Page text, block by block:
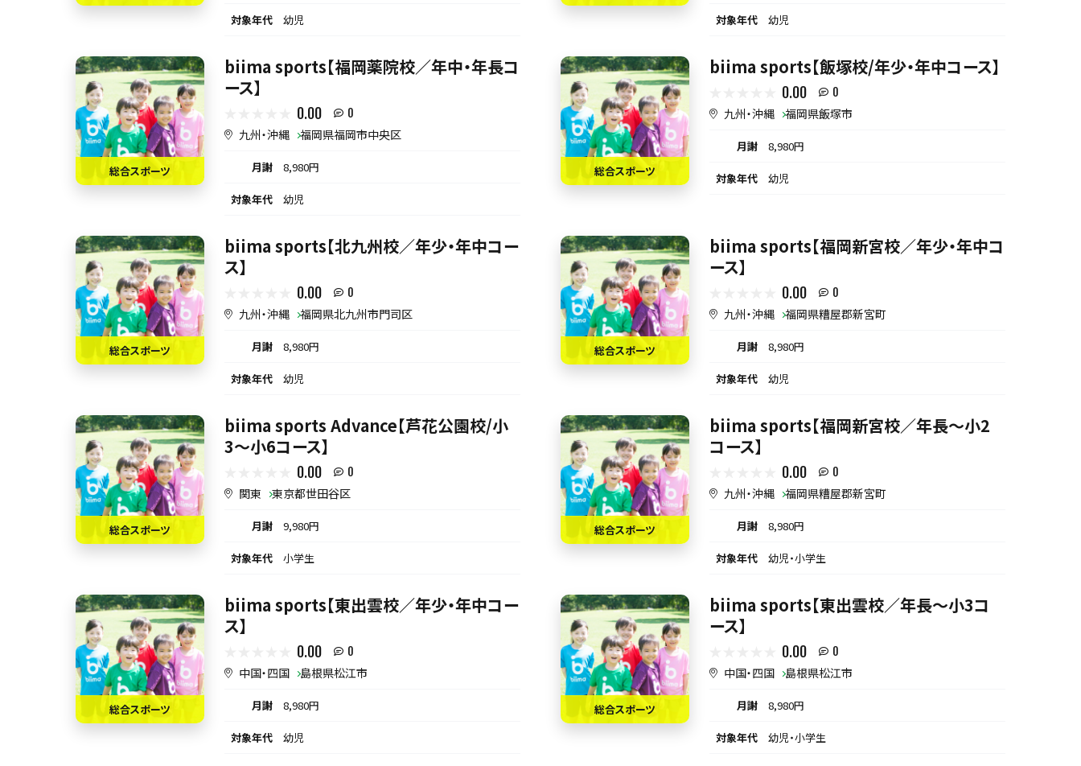
対象年代 幼児 対象年代 幼児
総合スポーツ
biima sports【福岡薬院校／年中・年長コ
ース】
0.00 0
九州・沖縄 福岡県福岡市中央区
月謝 8,980円
対象年代 幼児
総合スポーツ
biima sports【飯塚校/年少・年中コース】
0.00 0
九州・沖縄 福岡県飯塚市
月謝 8,980円
対象年代 幼児
総合スポーツ
biima sports【北九州校／年少・年中コー
ス】
0.00 0
九州・沖縄 福岡県北九州市門司区
月謝 8,980円
対象年代 幼児
総合スポーツ
biima sports【福岡新宮校／年少・年中コ
ース】
0.00 0
九州・沖縄 福岡県糟屋郡新宮町
月謝 8,980円
対象年代 幼児
総合スポーツ
biima sports Advance【芦花公園校/小
3〜小6コース】
0.00 0
関東 東京都世田谷区
月謝 9,980円
対象年代 小学生
総合スポーツ
biima sports【福岡新宮校／年長〜小2
コース】
0.00 0
九州・沖縄 福岡県糟屋郡新宮町
月謝 8,980円
対象年代 幼児・小学生
総合スポーツ
biima sports【東出雲校／年少・年中コー
ス】
0.00 0
中国・四国 島根県松江市
月謝 8,980円
対象年代 幼児
総合スポーツ
biima sports【東出雲校／年長～小3コ
ース】
0.00 0
中国・四国 島根県松江市
月謝 8,980円
対象年代 幼児・小学生